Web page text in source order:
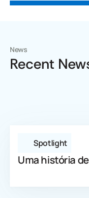
News
Recent
Spotlight
Uma história